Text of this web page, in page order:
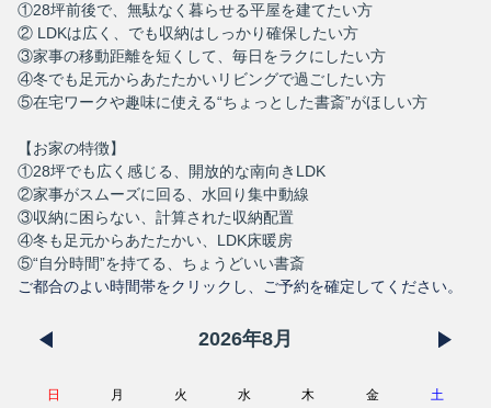
①28坪前後で、無駄なく暮らせる平屋を建てたい方
② LDKは広く、でも収納はしっかり確保したい方
③家事の移動距離を短くして、毎日をラクにしたい方
④冬でも足元からあたたかいリビングで過ごしたい方
⑤在宅ワークや趣味に使える“ちょっとした書斎”がほしい方
【お家の特徴】
①28坪でも広く感じる、開放的な南向きLDK
②家事がスムーズに回る、水回り集中動線
③収納に困らない、計算された収納配置
④冬も足元からあたたかい、LDK床暖房
⑤“自分時間”を持てる、ちょうどいい書斎
ご都合のよい時間帯をクリックし、ご予約を確定してください。
2026年8月
日 月 火 水 木 金 土